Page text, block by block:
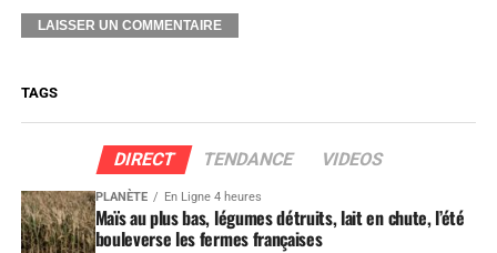
TAGS
DIRECT TENDANCE VIDEOS
PLANÈTE En Ligne 4 heures
Maïs au plus bas, légumes détruits, lait en chute, l’été
bouleverse les fermes françaises